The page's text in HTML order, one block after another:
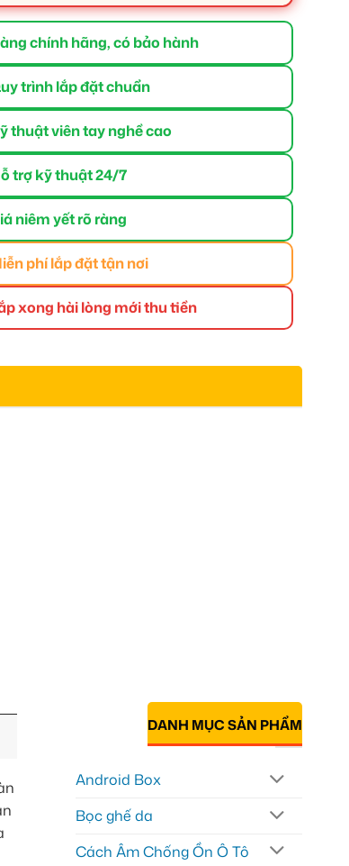
chính hãng, có bảo hành
trình lắp đặt chuẩn
thuật viên tay nghề cao
trợ kỹ thuật 24/7
niêm yết rõ ràng
phí lắp đặt tận nơi
xong hài lòng mới thu tiền
DANH MỤC SẢN PHẨM
Android Box
Bọc ghế da
Cách Âm Chống Ồn Ô Tô